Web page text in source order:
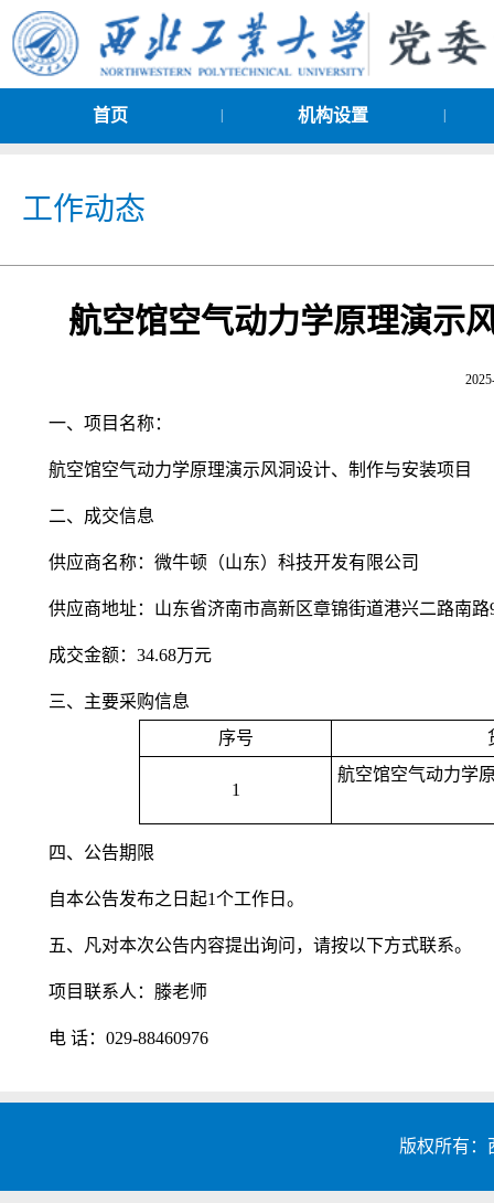
首页 机构设置
工作动态
航空馆空气动力学原理演示
一、项目名称：
航空馆空气动力学原理演示风洞设计、制作与安装项目
二、成交信息
供应商名称：微牛顿（山东）科技开发有限公司
供应商地址：山东省济南市高新区章锦街道港兴二路南
成交金额：34.68万元
三、主要采购信息
序号
1
航空馆空气动力学
四、公告期限
自本公告发布之日起1个工作日。
五、凡对本次公告内容提出询问，请按以下方式联系。
项目联系人：滕老师
电 话：029-88460976
版权所有：